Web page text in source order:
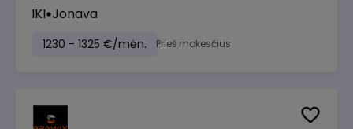
IKI Jonava
1230 - 1325 €/mėn. Prieš mokesčius